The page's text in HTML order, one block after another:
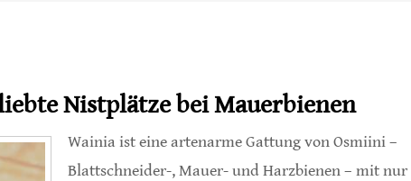
Nistplätze bei Mauerbienen
Wainia ist eine artenarme Gattung von Osmiini –
Blattschneider-, Mauer- und Harzbienen – mit nur